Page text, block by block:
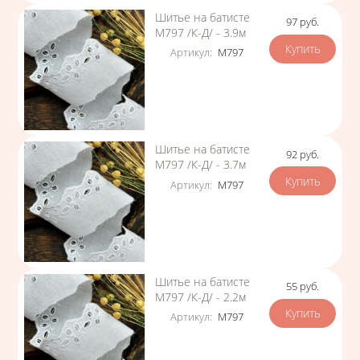
Шитье на батисте
М797 /К-Д/ - 3.9м
Артикул: М797
Цена
97 руб.
Шитье на батисте
М797 /К-Д/ - 3.7м
Артикул: М797
Цена
92 руб.
Шитье на батисте
М797 /К-Д/ - 2.2м
Артикул: М797
Цена
55 руб.